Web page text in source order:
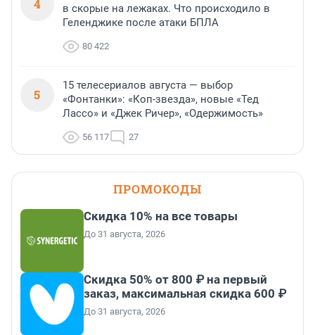
4
в скорые на лежаках. Что происходило в
Геленджике после атаки БПЛА
80 422
5
15 телесериалов августа — выбор
«Фонтанки»: «Коп-звезда», новые «Тед
Лассо» и «Джек Ричер», «Одержимость»
56 117 27
ПРОМОКОДЫ
Скидка 10% на все товары
До 31 августа, 2026
Скидка 50% от 800 ₽ на первый
заказ, максимальная скидка 600 ₽
До 31 августа, 2026